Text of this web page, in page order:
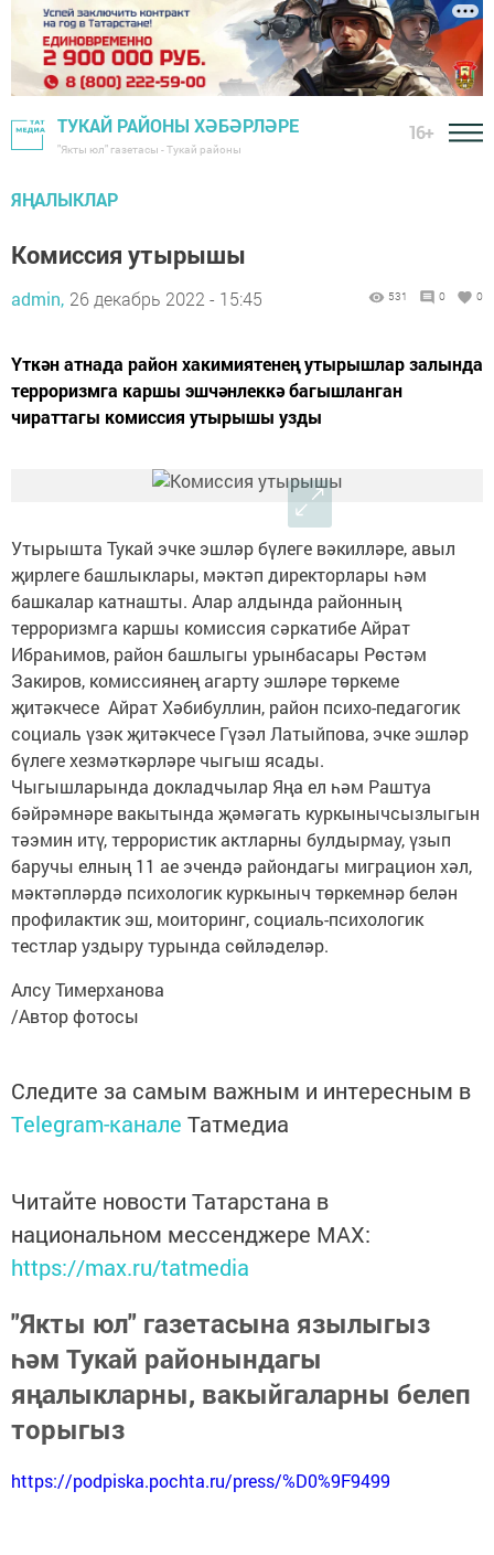
ТУКАЙ РАЙОНЫ ХӘБӘРЛӘРЕ
"Якты юл" газетасы - Тукай районы
16+
ЯҢАЛЫКЛАР
Комиссия утырышы
admin, 26 декабрь 2022 - 15:45 531 0 0
Үткән атнада район хакимиятенең утырышлар залында
терроризмга каршы эшчәнлеккә багышланган
чираттагы комиссия утырышы узды
Утырышта Тукай эчке эшләр бүлеге вәкилләре, авыл
җирлеге башлыклары, мәктәп директорлары һәм
башкалар катнашты. Алар алдында районның
терроризмга каршы комиссия сәркатибе Айрат
Ибраһимов, район башлыгы урынбасары Рөстәм
Закиров, комиссиянең агарту эшләре төркеме
җитәкчесе Айрат Хәбибуллин, район психо-педагогик
социаль үзәк җитәкчесе Гүзәл Латыйпова, эчке эшләр
бүлеге хезмәткәрләре чыгыш ясады.
Чыгышларында докладчылар Яңа ел һәм Раштуа
бәйрәмнәре вакытында җәмәгать куркынычсызлыгын
тәэмин итү, террористик актларны булдырмау, үзып
баручы елның 11 ае эчендә райондагы миграцион хәл,
мәктәпләрдә психологик куркыныч төркемнәр белән
профилактик эш, моиторинг, социаль-психологик
тестлар уздыру турында сөйләделәр.
Алсу Тимерханова
/Автор фотосы
Следите за самым важным и интересным в
Telegram-канале Татмедиа
Читайте новости Татарстана в
национальном мессенджере MАХ:
https://max.ru/tatmedia
"Якты юл" газетасына язылыгыз
һәм Тукай районындагы
яңалыкларны, вакыйгаларны белеп
торыгыз
https://podpiska.pochta.ru/press/%D0%9F9499